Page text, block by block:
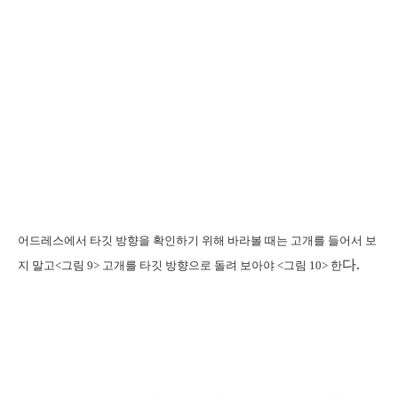
어드레스에서 타깃 방향을 확인하기 위해 바라볼 때는 고개를 들어서 보
지 말고<그림 9> 고개를 타깃 방향으로 돌려 보아야 <그림 10> 한다.